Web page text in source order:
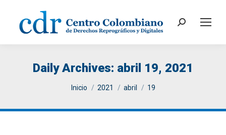
Search:
Daily Archives: abril 19, 2021
You are here:
Inicio 2021 abril 19